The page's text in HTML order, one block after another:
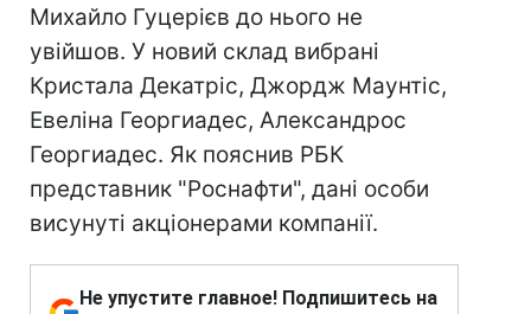
Михайло Гуцерієв до нього не
увійшов. У новий склад вибрані
Кристала Декатріс, Джордж Маунтіс,
Евеліна Георгиадес, Александрос
Георгиадес. Як пояснив РБК
представник "Роснафти", дані особи
висунуті акціонерами компанії.
Не упустите главное! Подпишитесь на